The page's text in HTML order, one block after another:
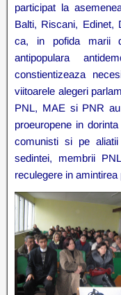
participat la
Balti, Riscani, Edinet,
ca, in pofida marii
antipopulara
constientizeaza
viitoarele alegeri
PNL, MAE si PNR
proeuropene in
comunisti si pe
sedintei, membrii
reculegere in